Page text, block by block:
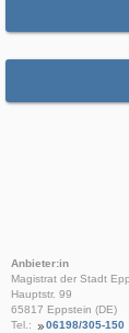
Anbieter:in
Magistrat der Stadt
Hauptstr. 99
65817 Eppstein (DE)
Tel.:
06198/305-150